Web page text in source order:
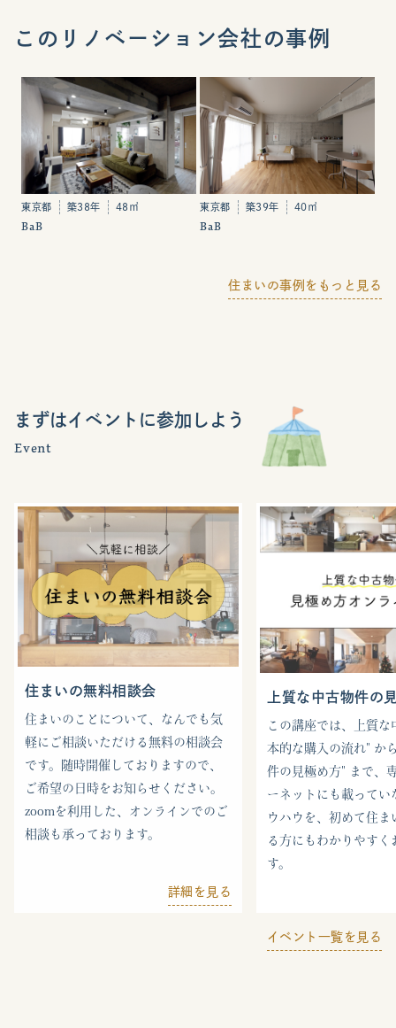
このリノベーション会社の事例
東京都 築38年 48㎡
BaB
東京都 築39年 40㎡
BaB
住まいの事例をもっと見る
まずはイベントに参加しよう
Event
住まいの無料相談会
住まいのことについて、なんでも気
軽にご相談いただける無料の相談会
です。随時開催しておりますので、
ご希望の日時をお知らせください。
zoomを利用した、オンラインでのご
相談も承っております。
詳細を見る
上質な中古物件の
この講座では、上質な
本的な購入の流れ" か
件の見極め方" まで、
ーネットにも載ってい
ウハウを、初めて住ま
る方にもわかりやすく
す。
イベント一覧を見る